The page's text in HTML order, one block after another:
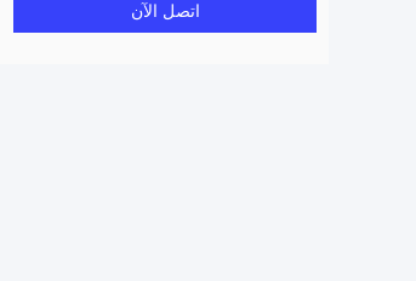
اتصل الآن